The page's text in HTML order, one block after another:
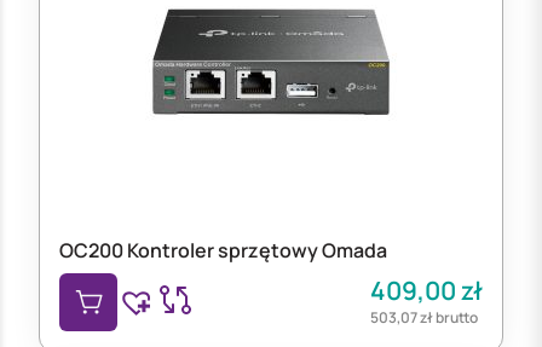
OC200 Kontroler sprzętowy Omada
409,00zł
503,07złbrutto